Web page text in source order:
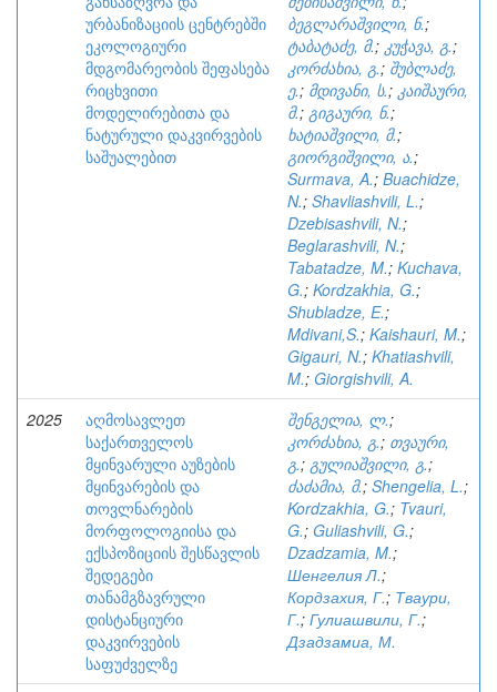
ურბანიზაციის ცენტრებში
ეკოლოგიური
მდგომარეობის შეფასება
რიცხვითი
მოდელირებითა და
ნატურული დაკვირვების
საშუალებით
ბეგლარაშვილი, ნ.;
ტაბატაძე, მ.; კუჭავა, გ.;
კორძახია, გ.; შუბლაძე,
ე.; მდივანი, ს.; კაიშაური,
მ.; გიგაური, ნ.;
ხატიაშვილი, მ.;
გიორგიშვილი, ა.;
Surmava, A.; Buachidze,
N.; Shavliashvili, L.;
Dzebisashvili, N.;
Beglarashvili, N.;
Tabatadze, M.; Kuchava,
G.; Kordzakhia, G.;
Shubladze, E.;
Mdivani,S.; Kaishauri, M.;
Gigauri, N.; Khatiashvili,
M.; Giorgishvili, A.
2025
აღმოსავლეთ
საქართველოს
მყინვარული აუზების
მყინვარების და
თოვლნარების
მორფოლოგიისა და
ექსპოზიციის შესწავლის
შედეგები
თანამგზავრული
დისტანციური
დაკვირვების
საფუძველზე
შენგელია, ლ.;
კორძახია, გ.; თვაური,
გ.; გულიაშვილი, გ.;
ძაძამია, მ.; Shengelia, L.;
Kordzakhia, G.; Tvauri,
G.; Guliashvili, G.;
Dzadzamia, M.;
Шенгелия Л.;
Кордзахия, Г.; Тваури,
Г.; Гулиашвили, Г.;
Дзадзамиа, М.